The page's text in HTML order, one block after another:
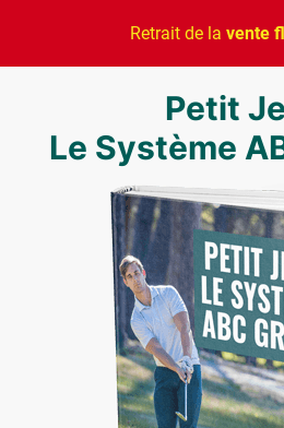
Retrait de la vente
Petit
Le Système